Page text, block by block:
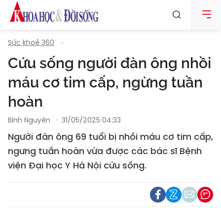
Sức khoẻ 360
Cứu sống người đàn ông nhồi
máu cơ tim cấp, ngừng tuần
hoàn
Bình Nguyên 31/05/2025 04:33
Người đàn ông 69 tuổi bị nhồi máu cơ tim cấp,
ngưng tuần hoàn vừa được các bác sĩ Bệnh
viện Đại học Y Hà Nội cứu sống.